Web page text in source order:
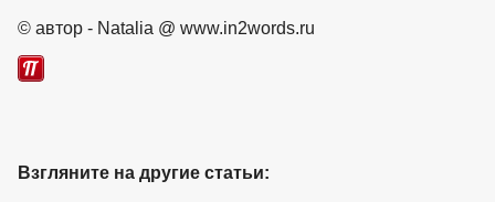
© автор - Natalia @ www.in2words.ru
Взгляните на другие статьи: